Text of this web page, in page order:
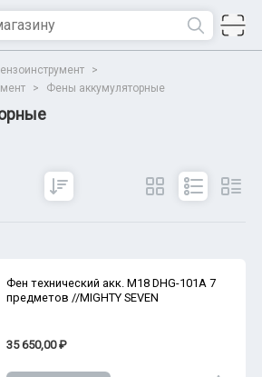
>
> Фены аккумуляторные
Фен технический акк. M18 DHG-101A 7
предметов //MIGHTY SEVEN
35 650,00 ₽